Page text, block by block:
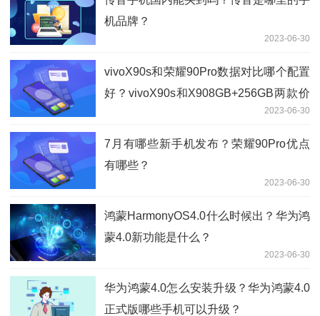
机品牌？
2023-06-30
vivoX90s和荣耀90Pro数据对比哪个配置
好？vivoX90s和X908GB+256GB两款价
2023-06-30
7月有哪些新手机发布？荣耀90Pro优点
有哪些？
2023-06-30
鸿蒙HarmonyOS4.0什么时候出？华为鸿
蒙4.0新功能是什么？
2023-06-30
华为鸿蒙4.0怎么安装升级？华为鸿蒙4.0
正式版哪些手机可以升级？